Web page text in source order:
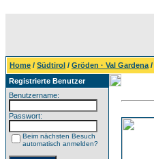
Home / Südtirol / Gröden · Val Gardena /
Registrierte Benutzer
Benutzername:
Passwort:
Beim nächsten Besuch
automatisch anmelden?